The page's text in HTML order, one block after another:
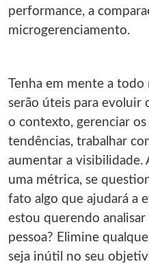
performance, a
microgerenciamento.
Tenha em mente a
serão úteis para evoluir
o contexto, gerenciar os
tendências, trabalhar
aumentar a visibilidade.
uma métrica, se
fato algo que ajudará a
estou querendo
pessoa? Elimine
seja inútil no seu